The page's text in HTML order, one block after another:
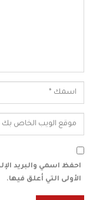
احفظ اسمي والبريد
الأولى التي أعلق فيها.